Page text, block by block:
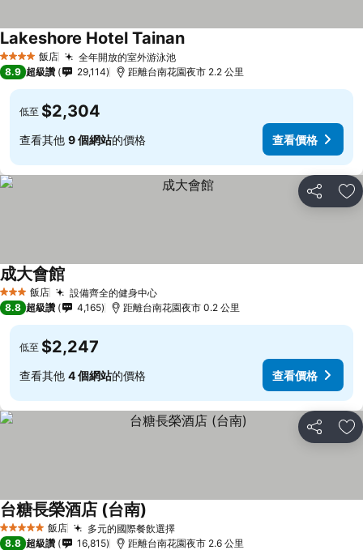
4 星級 飯店 全年開放的室外游泳池
Lakeshore Hotel Tainan
8.9 超級讚 29,114 距離台南花園夜市 2.2 公里
低至 $2,304
查看其他 9 個網站的價格 查看價格
分享 加
3 星級 飯店 設備齊全的健身中心
成大會館
8.8 超級讚 4,165 距離台南花園夜市 0.2 公里
低至 $2,247
查看其他 4 個網站的價格 查看價格
分享 加
5 星級 飯店 多元的國際餐飲選擇
台糖長榮酒店 (台南)
8.8 超級讚 16,815 距離台南花園夜市 2.6 公里